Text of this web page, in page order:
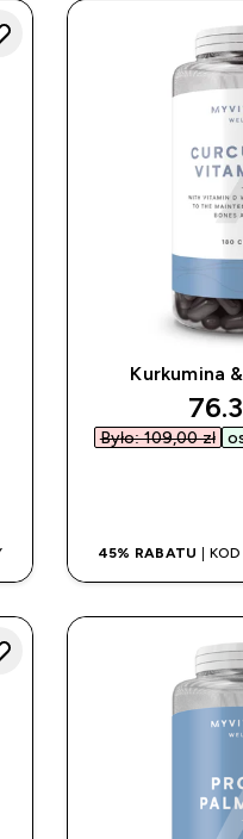
Kurkumina
Było: 109,00 zł‎
45% RABATU |